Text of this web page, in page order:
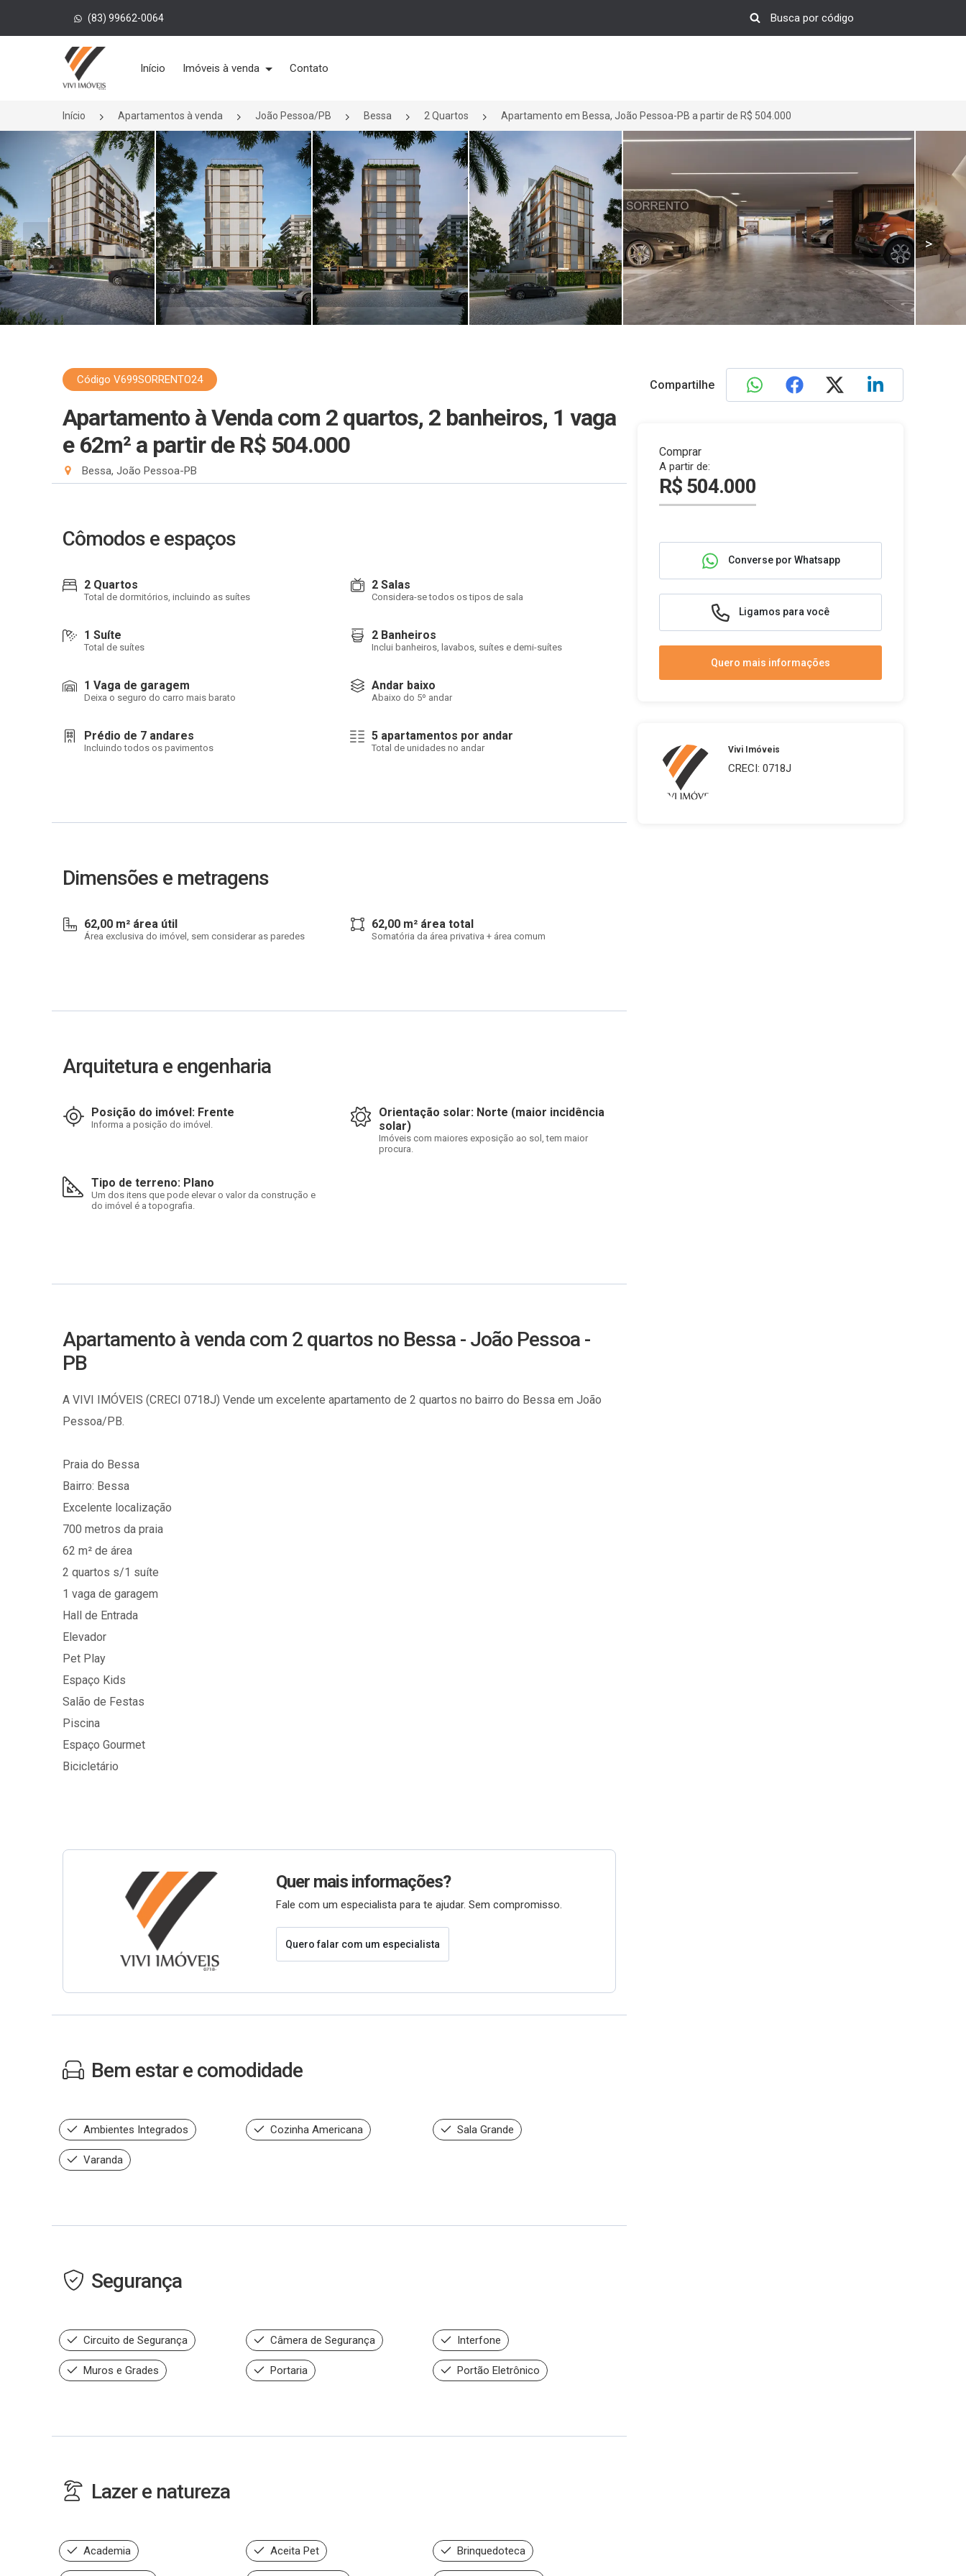
(83) 99662-0064
Página inicial
Início Imóveis à venda Contato
Início Apartamentos à venda João Pessoa/PB Bessa 2 Quartos Apartamento em Bessa, João Pessoa-PB a partir de R$ 504.000
< >
Código V699SORRENTO24
Apartamento à Venda com 2 quartos, 2 banheiros, 1 vaga
e 62m² a partir de R$ 504.000
Bessa, João Pessoa-PB
Cômodos e espaços
2 Quartos
Total de dormitórios, incluindo as suítes
2 Salas
Considera-se todos os tipos de sala
1 Suíte
Total de suítes
2 Banheiros
Inclui banheiros, lavabos, suítes e demi-suítes
1 Vaga de garagem
Deixa o seguro do carro mais barato
Andar baixo
Abaixo do 5º andar
Prédio de 7 andares
Incluindo todos os pavimentos
5 apartamentos por andar
Total de unidades no andar
Dimensões e metragens
62,00 m² área útil
Área exclusiva do imóvel, sem considerar as paredes
62,00 m² área total
Somatória da área privativa + área comum
Arquitetura e engenharia
Posição do imóvel: Frente
Informa a posição do imóvel.
Orientação solar: Norte (maior incidência
solar)
Imóveis com maiores exposição ao sol, tem maior
procura.
Tipo de terreno: Plano
Um dos itens que pode elevar o valor da construção e
do imóvel é a topografia.
Apartamento à venda com 2 quartos no Bessa - João Pessoa -
PB
A VIVI IMÓVEIS (CRECI 0718J) Vende um excelente apartamento de 2 quartos no bairro do Bessa em João
Pessoa/PB.
Praia do Bessa
Bairro: Bessa
Excelente localização
700 metros da praia
62 m² de área
2 quartos s/1 suíte
1 vaga de garagem
Hall de Entrada
Elevador
Pet Play
Espaço Kids
Salão de Festas
Piscina
Espaço Gourmet
Bicicletário
Quer mais informações?
Fale com um especialista para te ajudar. Sem compromisso.
Quero falar com um especialista
Bem estar e comodidade
Ambientes Integrados Cozinha Americana Sala Grande
Varanda
Segurança
Circuito de Segurança Câmera de Segurança Interfone
Muros e Grades Portaria Portão Eletrônico
Lazer e natureza
Academia Aceita Pet Brinquedoteca
Compartilhe
Comprar
A partir de:
R$ 504.000
Converse por Whatsapp
Ligamos para você
Quero mais informações
Vivi Imóveis
CRECI: 0718J